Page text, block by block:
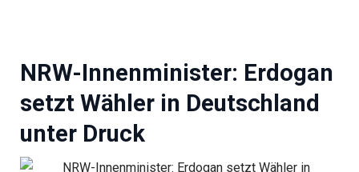
NRW-Innenminister: Erdogan
setzt Wähler in Deutschland
unter Druck